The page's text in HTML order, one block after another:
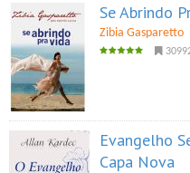
Se Abrindo
Zibia Gasparetto
Evangelho
Capa Nova